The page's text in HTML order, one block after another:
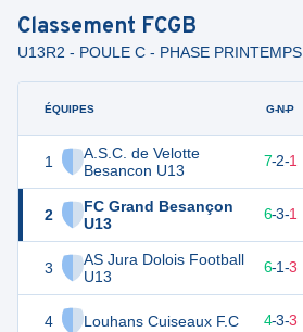
Classement FCGB
U13R2 - POULE C - PHASE PRINTEMPS
ÉQUIPES
1
A.S.C. de Velotte
Besancon U13
2
FC Grand Besançon
U13
3
AS Jura Dolois Football
U13
4 Louhans Cuiseaux F.C
G-N-P
23 7-2-1
21 10 6-3-1
19 10 6-1-3
15 10 4-3-3